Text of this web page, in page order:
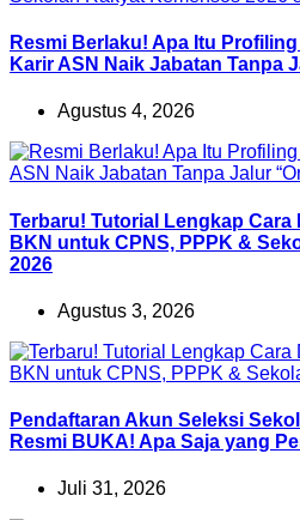
Resmi Berlaku! Apa Itu
Karir ASN Naik Jabatan Tanpa
Agustus 4, 2026
Terbaru! Tutorial Lengkap Cara
BKN untuk CPNS, PPPK &
2026
Agustus 3, 2026
Pendaftaran Akun Seleksi
Resmi BUKA! Apa Saja yang
Juli 31, 2026